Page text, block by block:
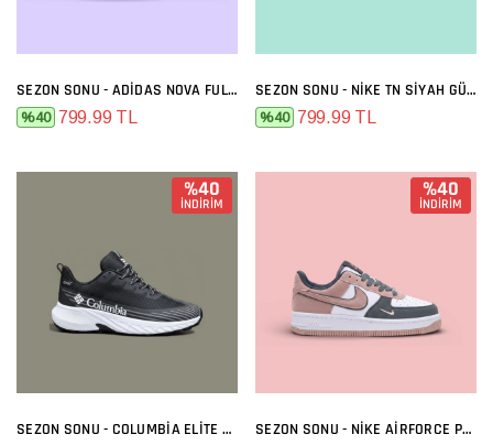
SEZON SONU - ADIDAS NOVA FULL BEYAZ
%40 799.99 TL
SEZON SONU - NIKE TN SIYAH GÜMÜŞ
%40 799.99 TL
%40
İNDİRİM
SEZON SONU - COLUMBIA ELITE SIYAH BEYAZ
%40
İNDİRİM
SEZON SONU - NIKE AIRFORCE PREMIUM GRI MELO